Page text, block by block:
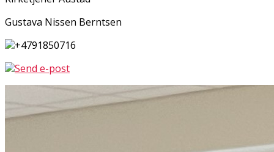
Gustava Nissen Berntsen
+4791850716
Send e-post